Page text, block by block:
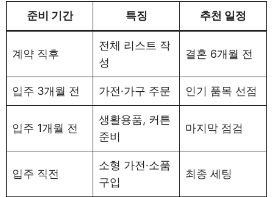
준비 기간 특징 추천 일정
계약 직후
전체 리스트 작
성
결혼 6개월 전
입주 3개월 전 가전·가구 주문 인기 품목 선점
입주 1개월 전
생활용품, 커튼
준비
마지막 점검
입주 직전
소형 가전·소품
구입
최종 세팅